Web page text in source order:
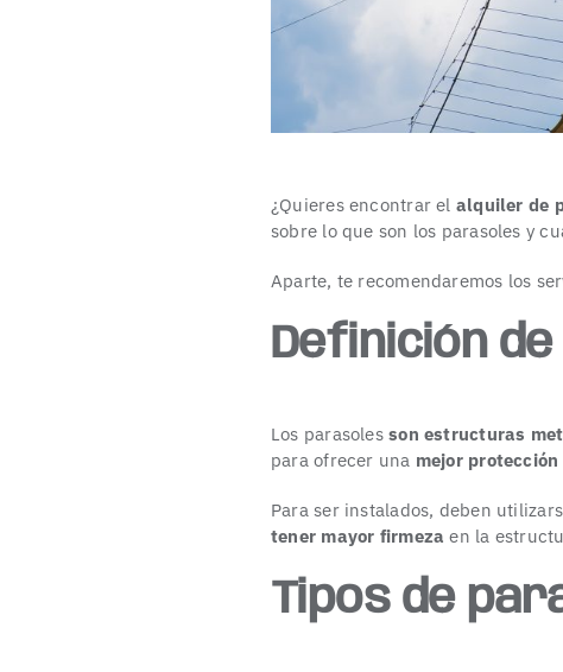
¿Quieres encontrar el alquiler de
sobre lo que son los parasoles y
Aparte, te recomendaremos los
Definición
Los parasolesson estructuras
para ofrecer una mejor
Para ser instalados, deben
tener mayor firmezaen la
Tipos de